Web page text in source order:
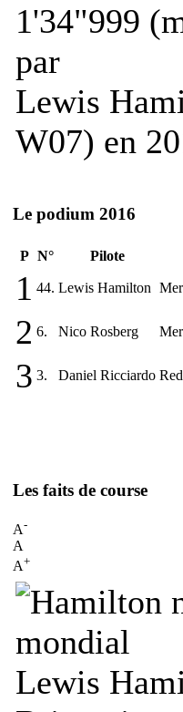
1'34"999
par
Lewis
W07) en
Le podium 2016
P N° Pilote
1 44. Lewis Hamilton
2 6. Nico Rosberg
3 3. Daniel Ricciardo
Les faits de course
A-
A
A+
Lewis